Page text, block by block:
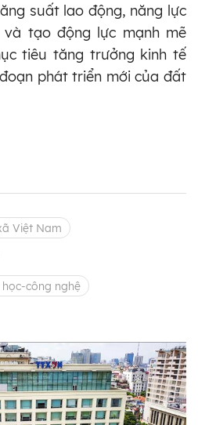
suất lao động, năng lực
tạo động lực mạnh mẽ
tiêu tăng trưởng kinh tế
phát triển mới của đất
Việt Nam
công nghệ